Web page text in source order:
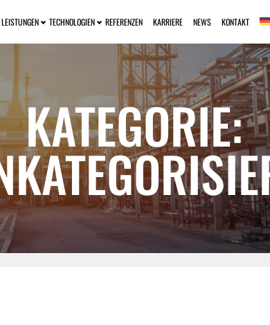
LEISTUNGEN TECHNOLOGIEN REFERENZEN KARRIERE NEWS KONTAKT
KATEGORIE: